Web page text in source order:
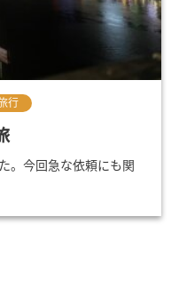
行
。今回急な依頼にも関